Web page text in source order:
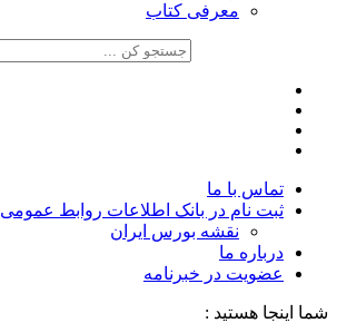
معرفی کتاب
تماس با ما
ثبت نام در بانک اطلاعات روابط عمومی
نقشه بورس ایران
درباره ما
عضويت در خبرنامه
شما اینجا هستید :